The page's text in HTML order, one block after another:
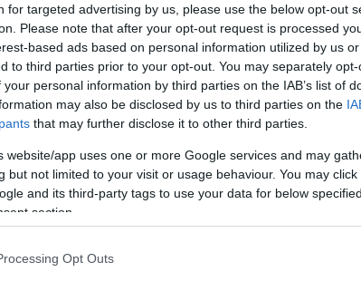
for targeted advertising by us, please use the below opt-out
Please note that after your opt-out request is processed
based ads based on personal information utilized by us
to third parties prior to your opt-out. You may separately
personal information by third parties on the IAB’s list of
may also be disclosed by us to third parties on the
that may further disclose it to other third parties.
website/app uses one or more Google services and may
but not limited to your visit or usage behaviour. You may
and its third-party tags to use your data for below
section.
Opt Outs